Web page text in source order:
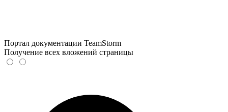
Портал документации TeamStorm
Получение всех вложений страницы